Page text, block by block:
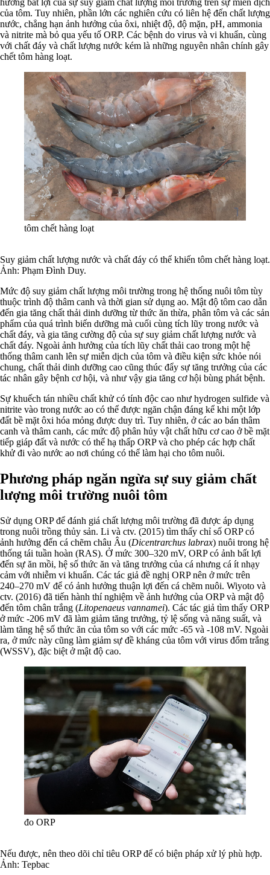
hưởng bất lợi của sự suy giảm chất lượng môi trường trên sự miễn dịch
của tôm. Tuy nhiên, phần lớn các nghiên cứu có liên hệ đến chất lượng
nước, chẳng hạn ảnh hưởng của ôxi, nhiệt độ, độ mặn, pH, ammonia
và nitrite mà bỏ qua yếu tố ORP. Các bệnh do virus và vi khuẩn, cùng
với chất đáy và chất lượng nước kém là những nguyên nhân chính gây
chết tôm hàng loạt.
tôm chết hàng loạt
Suy giảm chất lượng nước và chất đáy có thể khiến tôm chết hàng loạt.
Ảnh: Phạm Đình Duy.
Mức độ suy giảm chất lượng môi trường trong hệ thống nuôi tôm tùy
thuộc trình độ thâm canh và thời gian sử dụng ao. Mật độ tôm cao dẫn
đến gia tăng chất thải dinh dưỡng từ thức ăn thừa, phân tôm và các sản
phẩm của quá trình biến dưỡng mà cuối cùng tích lũy trong nước và
chất đáy, và gia tăng cường độ của sự suy giảm chất lượng nước và
chất đáy. Ngoài ảnh hưởng của tích lũy chất thải cao trong một hệ
thống thâm canh lên sự miễn dịch của tôm và điều kiện sức khỏe nói
chung, chất thải dinh dưỡng cao cũng thúc đẩy sự tăng trưởng của các
tác nhân gây bệnh cơ hội, và như vậy gia tăng cơ hội bùng phát bệnh.
Sự khuếch tán nhiều chất khử có tính độc cao như hydrogen sulfide và
nitrite vào trong nước ao có thể được ngăn chận đáng kể khi một lớp
đất bề mặt ôxi hóa mỏng được duy trì. Tuy nhiên, ở các ao bán thâm
canh và thâm canh, các mức độ phân hủy vật chất hữu cơ cao ở bề mặt
tiếp giáp đất và nước có thể hạ thấp ORP và cho phép các hợp chất
khử đi vào nước ao nơi chúng có thể làm hại cho tôm nuôi.
Phương pháp ngăn ngừa sự suy giảm chất
lượng môi trường nuôi tôm
Sử dụng ORP để đánh giá chất lượng môi trường đã được áp dụng
trong nuôi trồng thủy sản. Li và ctv. (2015) tìm thấy chỉ số ORP có
ảnh hưởng đến cá chẽm châu Âu (Dicentrarchus labrax) nuôi trong hệ
thống tái tuần hoàn (RAS). Ở mức 300–320 mV, ORP có ảnh bất lợi
đến sự ăn mồi, hệ số thức ăn và tăng trưởng của cá nhưng cá ít nhạy
cảm với nhiễm vi khuẩn. Các tác giả đề nghị ORP nên ở mức trên
240–270 mV để có ảnh hưởng thuận lợi đến cá chẽm nuôi. Wiyoto và
ctv. (2016) đã tiến hành thí nghiệm về ảnh hưởng của ORP và mật độ
đến tôm chân trắng (Litopenaeus vannamei). Các tác giả tìm thấy ORP
ở mức -206 mV đã làm giảm tăng trưởng, tỷ lệ sống và năng suất, và
làm tăng hệ số thức ăn của tôm so với các mức -65 và -108 mV. Ngoài
ra, ở mức này cũng làm giảm sự đề kháng của tôm với virus đốm trắng
(WSSV), đặc biệt ở mật độ cao.
đo ORP
Nếu được, nên theo dõi chỉ tiêu ORP để có biện pháp xử lý phù hợp.
Ảnh: Tepbac